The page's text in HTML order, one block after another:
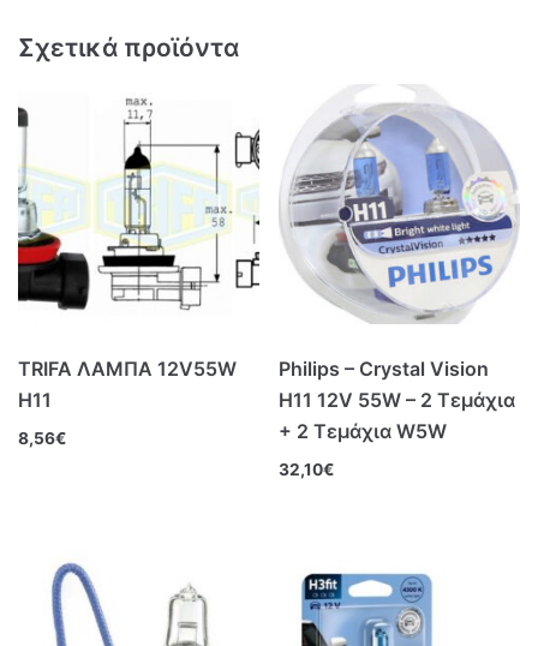
Σχετικά προϊόντα
TRIFA ΛΑΜΠΑ 12V55W
Η11
8,56€
Philips – Crystal Vision
H11 12V 55W – 2 Τεμάχια
+ 2 Τεμάχια W5W
32,10€